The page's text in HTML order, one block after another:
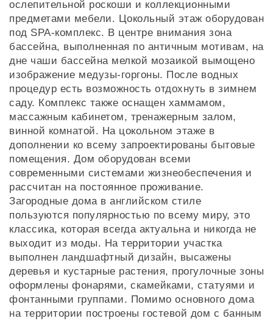
ослепительной роскоши и коллекционными
предметами мебели. Цокольный этаж оборудован
под SPA-комплекс. В центре внимания зона
бассейна, выполненная по античным мотивам, на
дне чаши бассейна мелкой мозаикой вымощено
изображение медузы-горгоны. После водных
процедур есть возможность отдохнуть в зимнем
саду. Комплекс также оснащен хаммамом,
массажным кабинетом, тренажерным залом,
винной комнатой. На цокольном этаже в
дополнении ко всему запроектированы бытовые
помещения. Дом оборудован всеми
современными системами жизнеобеспечения и
рассчитан на постоянное проживание.
Загородные дома в английском стиле
пользуются популярностью по всему миру, это
классика, которая всегда актуальна и никогда не
выходит из моды. На территории участка
выполнен ландшафтный дизайн, высажены
деревья и кустарные растения, прогулочные зоны
оформлены фонарями, скамейками, статуями и
фонтанными группами. Помимо основного дома
на территории построены гостевой дом с банным